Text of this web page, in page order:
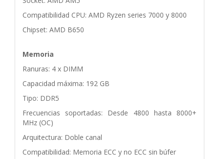
Compatibilidad CPU: AMD Ryzen series 7000 y 8000
Chipset: AMD B650
Memoria
Ranuras: 4 x DIMM
Capacidad máxima: 192 GB
Tipo: DDR5
Frecuencias soportadas: Desde 4800 hasta 8000+
MHz (OC)
Arquitectura: Doble canal
Compatibilidad: Memoria ECC y no ECC sin búfer